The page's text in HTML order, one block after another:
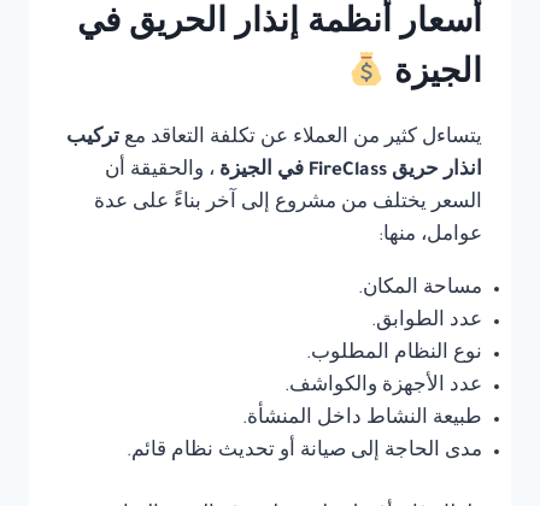
أسعار أنظمة إنذار الحريق في
الجيزة
يتساءل كثير من العملاء عن تكلفة التعاقد مع تركيب
انذار حريق FireClass في الجيزة
، والحقيقة أن
السعر يختلف من مشروع إلى آخر بناءً على عدة
عوامل، منها:
مساحة المكان.
عدد الطوابق.
نوع النظام المطلوب.
عدد الأجهزة والكواشف.
طبيعة النشاط داخل المنشأة.
مدى الحاجة إلى صيانة أو تحديث نظام قائم.